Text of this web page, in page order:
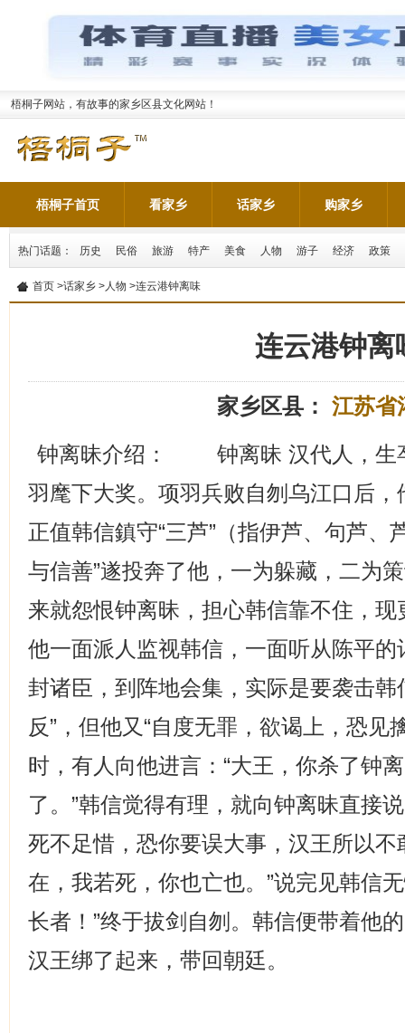
梧桐子网站，有故事的家乡区县文化网站！
梧桐子首页 看家乡 话家乡 购家乡
热门话题： 历史 民俗 旅游 特产 美食 人物 游子 经济 政策
首页 >话家乡 >人物 >连云港钟离味
连云港钟离
家乡区县： 江苏省
钟离昧介绍： 钟离昧 汉代人，生
羽麾下大奖。项羽兵败自刎乌江口后
正值韩信鎮守“三芦”（指伊芦、句芦、
与信善”遂投奔了他，一为躲藏，二为
来就怨恨钟离昧，担心韩信靠不住，
他一面派人监视韩信，一面听从陈平
封诸臣，到阵地会集，实际是要袭击韩
反”，但他又“自度无罪，欲谒上，恐见
时，有人向他进言：“大王，你杀了钟
了。”韩信觉得有理，就向钟离昧直接
死不足惜，恐你要误大事，汉王所以
在，我若死，你也亡也。”说完见韩信
长者！”终于拔剑自刎。韩信便带着他
汉王绑了起来，带回朝廷。